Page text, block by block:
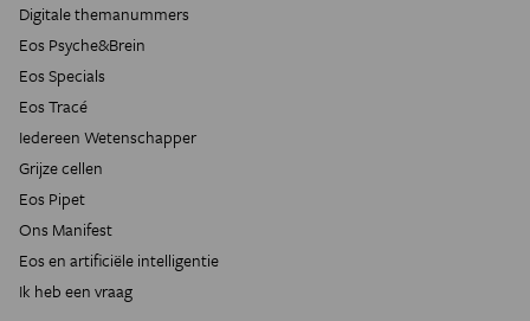
Digitale themanummers
Eos Psyche&Brein
Eos Specials
Eos Tracé
Iedereen Wetenschapper
Grijze cellen
Eos Pipet
Ons Manifest
Eos en artificiële intelligentie
Ik heb een vraag